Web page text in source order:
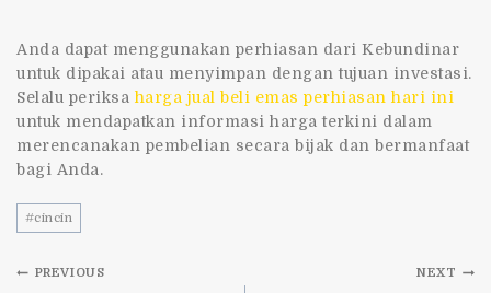
Anda dapat menggunakan perhiasan dari Kebundinar
untuk dipakai atau menyimpan dengan tujuan investasi.
Selalu periksa harga jual beli emas perhiasan hari ini
untuk mendapatkan informasi harga terkini dalam
merencanakan pembelian secara bijak dan bermanfaat
bagi Anda.
#cincin
PREVIOUS NEXT